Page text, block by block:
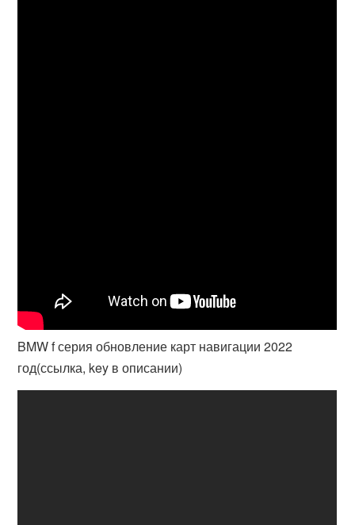
BMW f серия обновление карт навигации 2022
год(ссылка, key в описании)